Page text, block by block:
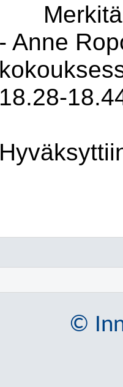
- Anne
18.28-
©